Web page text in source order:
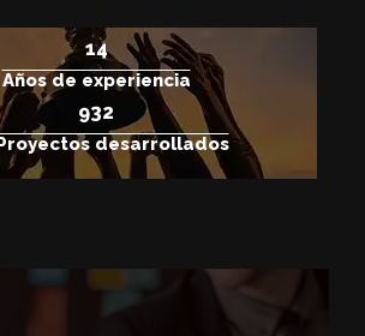
15
Años de experiencia
1.224